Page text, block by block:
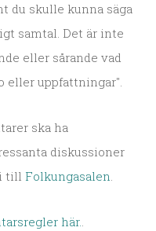
du skulle kunna säga
samtal. Det är inte
eller sårande vad
eller uppfattningar".
ska ha
diskussioner
till Folkungasalen.
här..